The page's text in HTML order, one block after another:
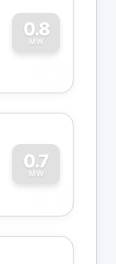
0.8
MW
0
0.7
MW
0